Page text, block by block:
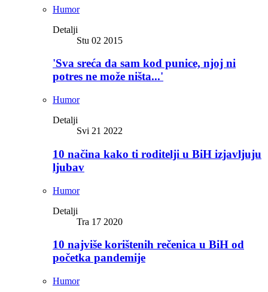
Humor
Detalji
Stu 02 2015
'Sva sreća da sam kod punice, njoj ni
potres ne može ništa...'
Humor
Detalji
Svi 21 2022
10 načina kako ti roditelji u BiH izjavljuju
ljubav
Humor
Detalji
Tra 17 2020
10 najviše korištenih rečenica u BiH od
početka pandemije
Humor